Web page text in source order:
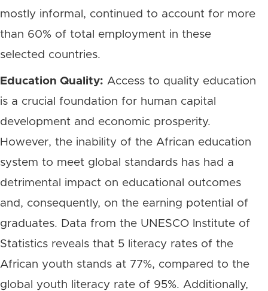
mostly informal, continued to account for more
than 60% of total employment in these
selected countries.
Education Quality: Access to quality education
is a crucial foundation for human capital
development and economic prosperity.
However, the inability of the African education
system to meet global standards has had a
detrimental impact on educational outcomes
and, consequently, on the earning potential of
graduates. Data from the UNESCO Institute of
Statistics reveals that 5 literacy rates of the
African youth stands at 77%, compared to the
global youth literacy rate of 95%. Additionally,